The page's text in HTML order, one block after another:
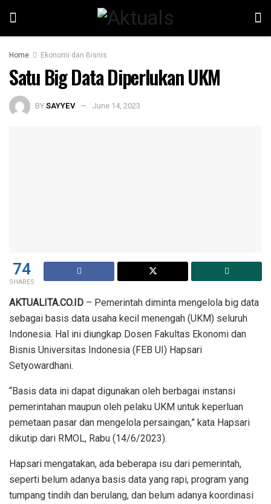
Home Ekonomi dan Bisnis
Satu Big Data Diperlukan UKM
BYSAYYEV June 14, 2023
74
SHARES
AKTUALITA.CO.ID – Pemerintah diminta mengelola big data
sebagai basis data usaha kecil menengah (UKM) seluruh
Indonesia. Hal ini diungkap Dosen Fakultas Ekonomi dan
Bisnis Universitas Indonesia (FEB UI) Hapsari
Setyowardhani.
“Basis data ini dapat digunakan oleh berbagai instansi
pemerintahan maupun oleh pelaku UKM untuk keperluan
pemetaan pasar dan mengelola persaingan,” kata Hapsari
dikutip dari RMOL, Rabu (14/6/2023).
Hapsari mengatakan, ada beberapa isu dari pemerintah,
seperti belum adanya basis data yang rapi, program yang
tumpang tindih dan berulang, dan belum adanya koordinasi